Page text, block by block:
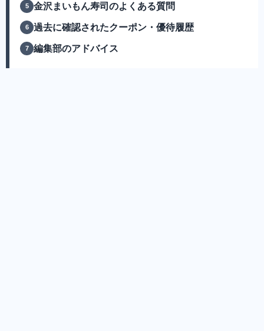
金沢まいもん寿司のよくある質問
過去に確認されたクーポン・優待履歴
編集部のアドバイス